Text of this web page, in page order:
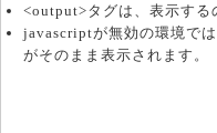
<output>タグは、表示する
javascriptが無効の環境で
がそのまま表示されます。